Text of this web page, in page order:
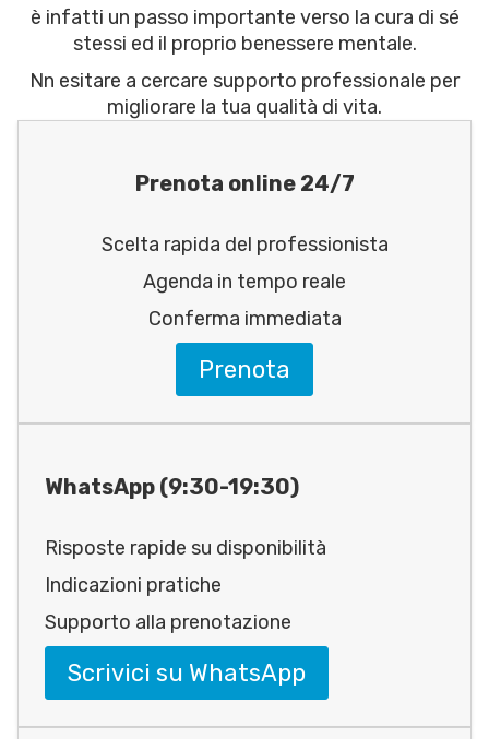
è infatti un passo importante verso la cura di sé
stessi ed il proprio benessere mentale.
Nn esitare a cercare supporto professionale per
migliorare la tua qualità di vita.
Prenota online 24/7
Scelta rapida del professionista
Agenda in tempo reale
Conferma immediata
Prenota
WhatsApp (9:30-19:30)
Risposte rapide su disponibilità
Indicazioni pratiche
Supporto alla prenotazione
Scrivici su WhatsApp